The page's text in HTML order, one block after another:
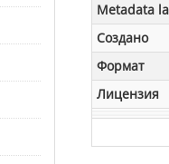
Metadata
Создано
Формат
Лицензия